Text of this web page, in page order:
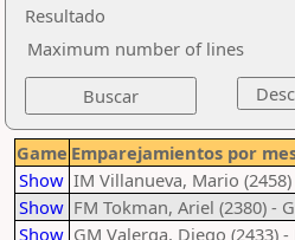
Resultado
Maximum number of lines
Game Emparejamientos por
Show IM Villanueva, Mario
Show FM Tokman, Ariel (2380) -
Show GM Valerga, Diego (2433) -